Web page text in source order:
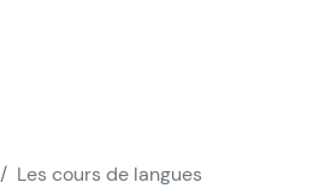
Les cours de langues